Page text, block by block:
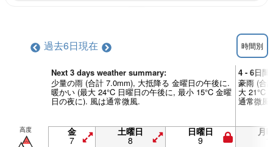
過去6日現在 時間別
Next 3 days weather summary:
少量の雨 (合計 7.0mm), 大抵降る 金曜日の午後に.
暖かい (最大 24°C 日曜日の午後に, 最小 15°C 金曜
日の夜に). 風は通常微風.
4 - 6日
豪雨 (合
大 21°C
通常微風.
高度 金
7
土曜日
8
日曜日
9
月